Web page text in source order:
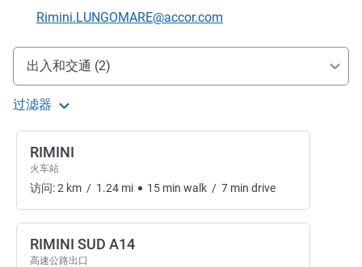
联系电子邮件
Rimini.LUNGOMARE@accor.com
抵达和交通
出入和交通 (2)
过滤器
RIMINI
火车站
访问:2 km / 1.24 mi 15 min walk / 7 min drive
RIMINI SUD A14
高速公路出口